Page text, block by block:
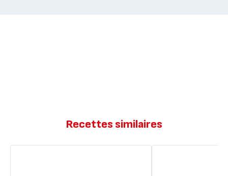
Recettes similaires